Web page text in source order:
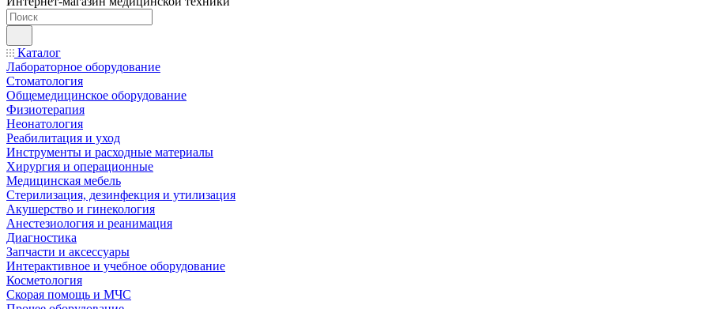
Каталог
Лабораторное оборудование
Стоматология
Общемедицинское оборудование
Физиотерапия
Неонатология
Реабилитация и уход
Инструменты и расходные материалы
Хирургия и операционные
Медицинская мебель
Стерилизация, дезинфекция и утилизация
Акушерство и гинекология
Анестезиология и реанимация
Диагностика
Запчасти и аксессуары
Интерактивное и учебное оборудование
Косметология
Скорая помощь и МЧС